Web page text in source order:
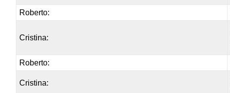
Roberto:
Cristina:
Roberto:
Cristina: